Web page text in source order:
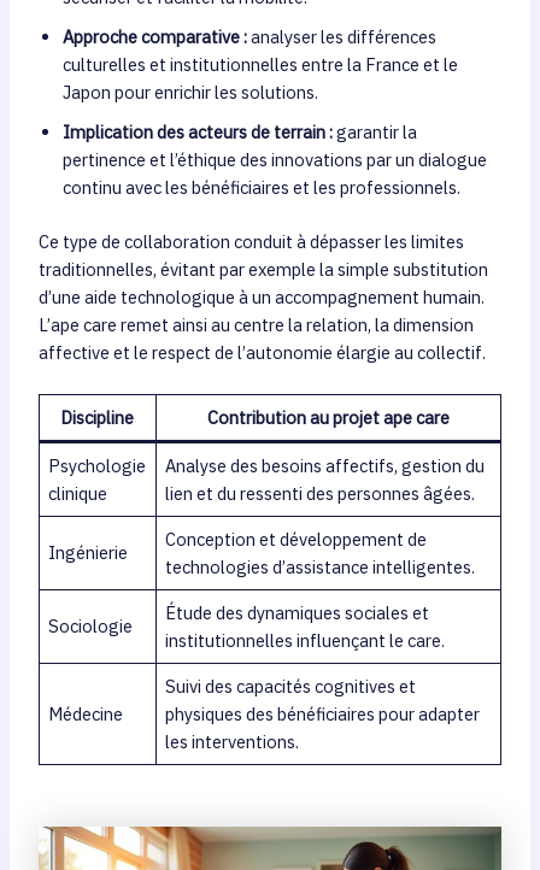
Approche comparative :analyser les différences
culturelles et institutionnelles entre la France et le
Japon pour enrichir les solutions.
Implication des acteurs de terrain :garantir la
pertinence et l’éthique des innovations par un dialogue
continu avec les bénéficiaires et les professionnels.
Ce type de collaboration conduit à dépasser les limites
traditionnelles, évitant par exemple la simple substitution
d’une aide technologique à un accompagnement humain.
L’ape care remet ainsi au centre la relation, la dimension
affective et le respect de l’autonomie élargie au collectif.
Discipline Contribution au projet ape care
Psychologie
clinique
Analyse des besoins affectifs, gestion du
lien et du ressenti des personnes âgées.
Ingénierie
Conception et développement de
technologies d’assistance intelligentes.
Sociologie
Étude des dynamiques sociales et
institutionnelles influençant le care.
Médecine
Suivi des capacités cognitives et
physiques des bénéficiaires pour adapter
les interventions.